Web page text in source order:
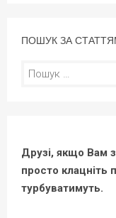
ПОШУК ЗА
Пошук:
Друзі, якщо Вам
просто клацніть
турбуватимуть.